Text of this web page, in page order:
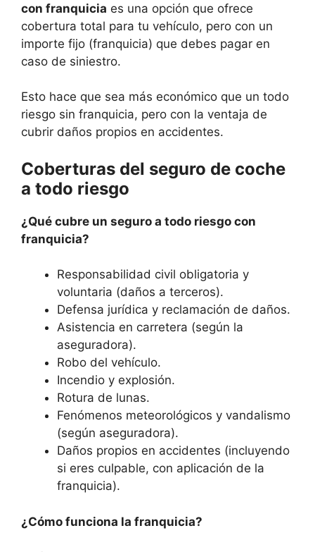
con franquicia es una opción que ofrece
cobertura total para tu vehículo, pero con un
importe fijo (franquicia) que debes pagar en
caso de siniestro.
Esto hace que sea más económico que un todo
riesgo sin franquicia, pero con la ventaja de
cubrir daños propios en accidentes.
Coberturas del seguro de coche
a todo riesgo
¿Qué cubre un seguro a todo riesgo con
franquicia?
Responsabilidad civil obligatoria y
voluntaria (daños a terceros).
Defensa jurídica y reclamación de daños.
Asistencia en carretera (según la
aseguradora).
Robo del vehículo.
Incendio y explosión.
Rotura de lunas.
Fenómenos meteorológicos y vandalismo
(según aseguradora).
Daños propios en accidentes (incluyendo
si eres culpable, con aplicación de la
franquicia).
¿Cómo funciona la franquicia?